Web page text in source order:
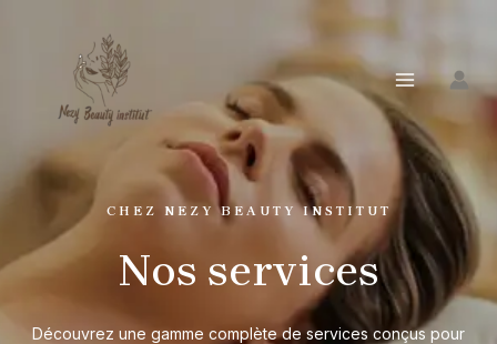
CHEZ NEZY BEAUTY INSTITUT
Nos services
Découvrez une gamme complète de services conçus pour